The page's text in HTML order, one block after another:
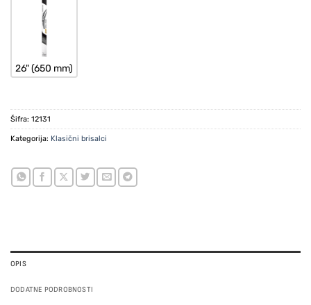
26" (650 mm)
Šifra: 12131
Kategorija: Klasični brisalci
OPIS
DODATNE PODROBNOSTI